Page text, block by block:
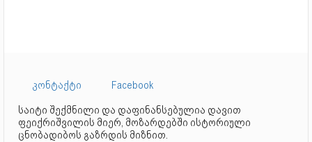
კონტაქტი
Facebook
საიტი შექმნილი და დაფინანსებულია დავით
ფეიქრიშვილის მიერ, მოზარდებში ისტორიული
ცნობადიბოს გაზრდის მიზნით.